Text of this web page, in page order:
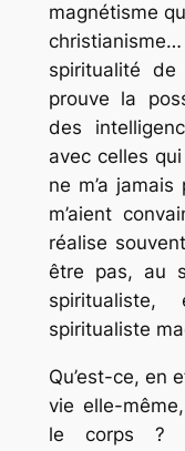
magnétisme
spiritualité
prouve la
des
avec celles
ne m’a
m’aient
réalise
être pas, au
spiritualiste
Qu’est-ce, en
vie elle-
le corps ?